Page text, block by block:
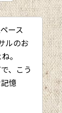
ース
ルのお
。
、こう
憶